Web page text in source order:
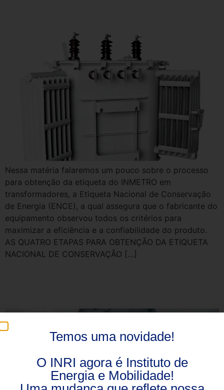
Nessa matéria falaremos um pouco sobre o processo
para obtenção da etiqueta do INMETRO em
transformadores, a Etiqueta Nacional de Conservação
de Energia (ENCE), a qual assegura que o fabricante do
equipamento observou todos os critérios para
maximizar a eficiência e a confiabilidade do produto.
AS QUATRO ETAPAS PARA OBTENÇÃO DA ETIQUETA
NACIONAL DE CONSERVAÇÃO […]
Temos uma novidade!
O INRI agora é Instituto de
Energia e Mobilidade!